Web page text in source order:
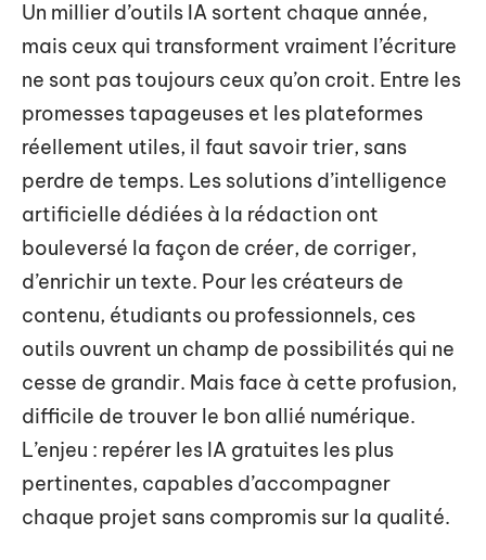
Un millier d’outils IA sortent chaque année,
mais ceux qui transforment vraiment l’écriture
ne sont pas toujours ceux qu’on croit. Entre les
promesses tapageuses et les plateformes
réellement utiles, il faut savoir trier, sans
perdre de temps. Les solutions d’intelligence
artificielle dédiées à la rédaction ont
bouleversé la façon de créer, de corriger,
d’enrichir un texte. Pour les créateurs de
contenu, étudiants ou professionnels, ces
outils ouvrent un champ de possibilités qui ne
cesse de grandir. Mais face à cette profusion,
difficile de trouver le bon allié numérique.
L’enjeu : repérer les IA gratuites les plus
pertinentes, capables d’accompagner
chaque projet sans compromis sur la qualité.